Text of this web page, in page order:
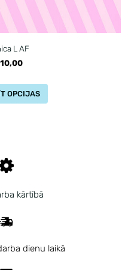
kārtībā
dienu laikā
L AF
OPCIJAS